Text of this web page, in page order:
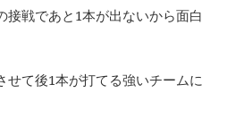
接戦であと1本が出ないから面白
せて後1本が打てる強いチームに